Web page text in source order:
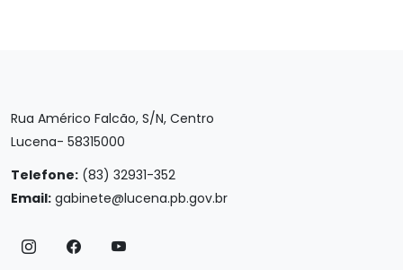
Rua Américo Falcão, S/N, Centro
Lucena- 58315000
Telefone: (83) 32931-352
Email: gabinete@lucena.pb.gov.br